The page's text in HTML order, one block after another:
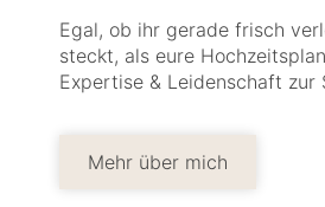
Egal, ob ihr gerade frisch
steckt, als eure
Expertise & Leidenschaft zur
Mehr über mich